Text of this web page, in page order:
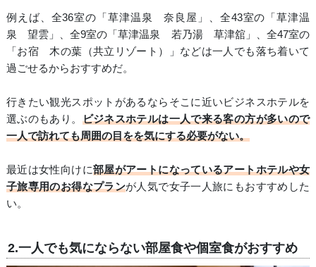
例えば、全36室の「草津温泉 奈良屋」、全43室の「草津温
泉 望雲」、全9室の「草津温泉 若乃湯 草津舘」、全47室の
「お宿 木の葉（共立リゾート）」などは一人でも落ち着いて
過ごせるからおすすめだ。
行きたい観光スポットがあるならそこに近いビジネスホテルを
選ぶのもあり。 ビジネスホテルは一人で来る客の方が多いので
一人で訪れても周囲の目をを気にする必要がない。
最近は女性向けに部屋がアートになっているアートホテルや女
子旅専用のお得なプランが人気で女子一人旅にもおすすめした
い。
2.一人でも気にならない部屋食や個室食がおすすめ